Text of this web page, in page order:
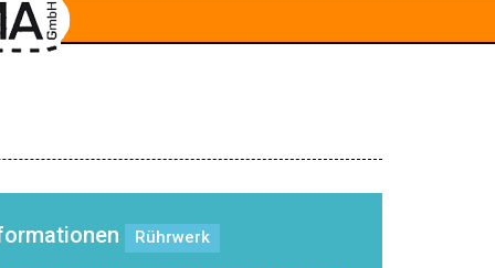
Rührwerk